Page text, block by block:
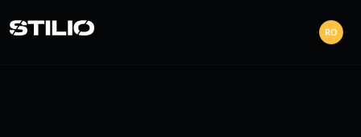
RO